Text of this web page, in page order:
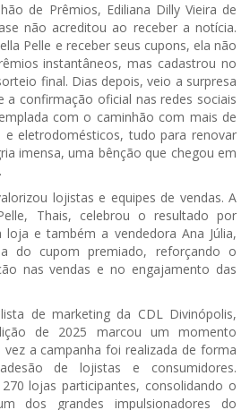
de Prêmios, Ediliana Dilly Vieira de
não acreditou ao receber a notícia.
Pelle e receber seus cupons, ela não
instantâneos, mas cadastrou no
final. Dias depois, veio a surpresa
a confirmação oficial nas redes sociais
com o caminhão com mais de
e eletrodomésticos, tudo para renovar
imensa, uma bênção que chegou em
lojistas e equipes de vendas. A
Thais, celebrou o resultado por
e também a vendedora Ana Júlia,
do cupom premiado, reforçando o
nas vendas e no engajamento das
de marketing da CDL Divinópolis,
de 2025 marcou um momento
vez a campanha foi realizada de forma
de lojistas e consumidores.
lojas participantes, consolidando o
dos grandes impulsionadores do